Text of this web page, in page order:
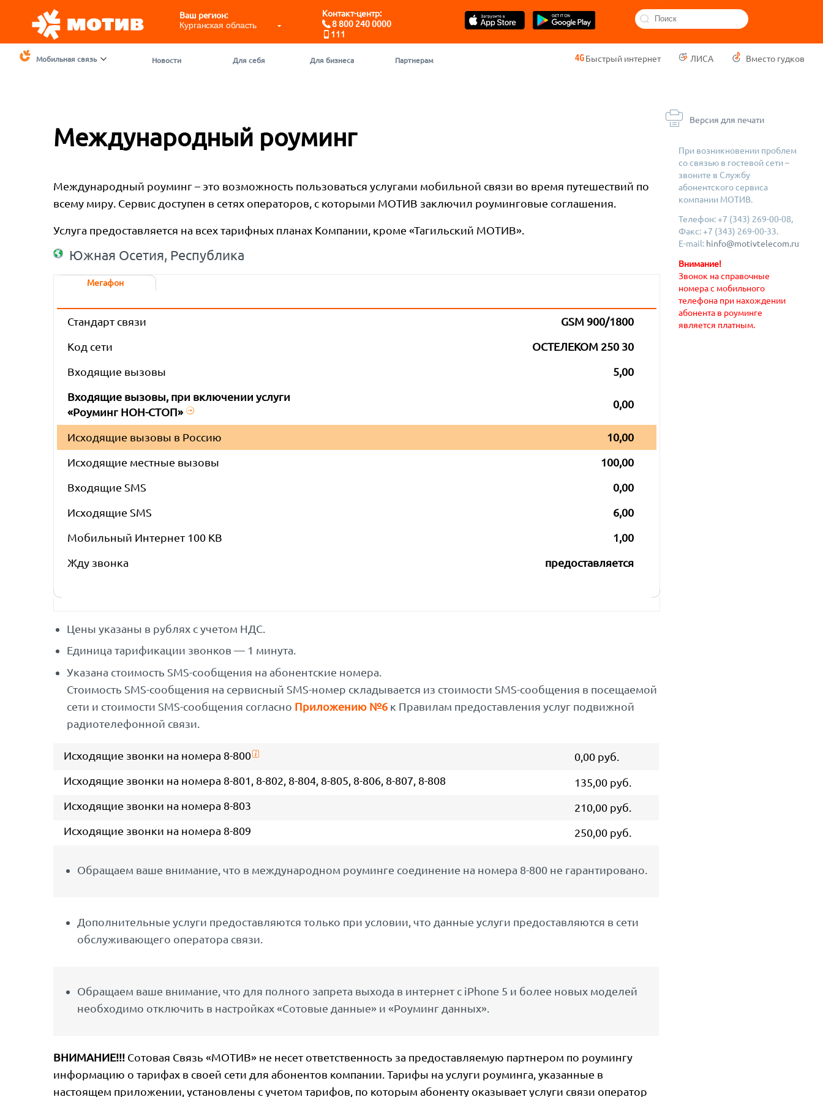
Ваш регион:
Курганская область
Контакт-центр:
8 800 240 0000
111
Быстрый интернет ЛИСА Вместо гудков
Мобильная связь Новости Для себя Для бизнеса Партнерам
Версия для печати
При возникновении проблем
со связью в гостевой сети –
звоните в Службу
абонентского сервиса
компании МОТИВ.
Телефон: +7 (343) 269-00-08,
Факс: +7 (343) 269-00-33.
E-mail: hinfo@motivtelecom.ru
Внимание!
Звонок на справочные
номера с мобильного
телефона при нахождении
абонента в роуминге
является платным.
Международный роуминг
Международный роуминг – это возможность пользоваться услугами мобильной связи во время путешествий по
всему миру. Сервис доступен в сетях операторов, с которыми МОТИВ заключил роуминговые соглашения.
Услуга предоставляется на всех тарифных планах Компании, кроме «Тагильский МОТИВ».
Южная Осетия, Республика
Мегафон
Стандарт связи GSM 900/1800
Код сети ОСТЕЛЕКОМ 250 30
Входящие вызовы 5,00
Входящие вызовы, при включении услуги
«Роуминг НОН-СТОП»
0,00
Исходящие вызовы в Россию 10,00
Исходящие местные вызовы 100,00
Входящие SMS 0,00
Исходящие SMS 6,00
Мобильный Интернет 100 KB 1,00
Жду звонка предоставляется
Цены указаны в рублях с учетом НДС.
Единица тарификации звонков — 1 минута.
Указана стоимость SMS-сообщения на абонентские номера.
Стоимость SMS-сообщения на сервисный SMS-номер складывается из стоимости SMS-сообщения в посещаемой
сети и стоимости SMS-сообщения согласно Приложению №6 к Правилам предоставления услуг подвижной
радиотелефонной связи.
Исходящие звонки на номера 8-800
0,00 руб.
Исходящие звонки на номера 8-801, 8-802, 8-804, 8-805, 8-806, 8-807, 8-808
135,00 руб.
Исходящие звонки на номера 8-803
210,00 руб.
Исходящие звонки на номера 8-809
250,00 руб.
Обращаем ваше внимание, что в международном роуминге соединение на номера 8-800 не гарантировано.
Дополнительные услуги предоставляются только при условии, что данные услуги предоставляются в сети
обслуживающего оператора связи.
Обращаем ваше внимание, что для полного запрета выхода в интернет с iPhone 5 и более новых моделей
необходимо отключить в настройках «Сотовые данные» и «Роуминг данных».
ВНИМАНИЕ!!! Сотовая Связь «МОТИВ» не несет ответственность за предоставляемую партнером по роумингу
информацию о тарифах в своей сети для абонентов компании. Тарифы на услуги роуминга, указанные в
настоящем приложении, установлены с учетом тарифов, по которым абоненту оказывает услуги связи оператор